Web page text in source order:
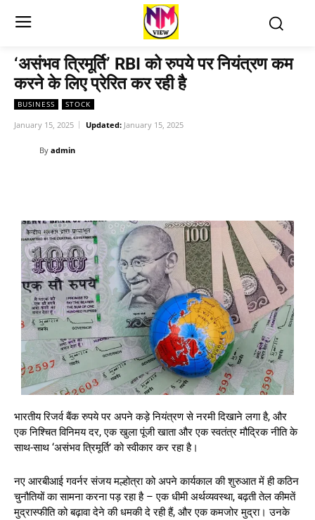
‘असंभव त्रिमूर्ति’ RBI को रुपये पर नियंत्रण कम
करने के लिए प्रेरित कर रही है
BUSINESS STOCK
January 15, 2025 Updated: January 15, 2025
By admin
भारतीय रिजर्व बैंक रुपये पर अपने कड़े नियंत्रण से नरमी दिखाने लगा है, और
एक निश्चित विनिमय दर, एक खुला पूंजी खाता और एक स्वतंत्र मौद्रिक नीति के
साथ-साथ ‘असंभव त्रिमूर्ति’ को स्वीकार कर रहा है।
नए आरबीआई गवर्नर संजय मल्होत्रा को अपने कार्यकाल की शुरुआत में ही कठिन
चुनौतियों का सामना करना पड़ रहा है – एक धीमी अर्थव्यवस्था, बढ़ती तेल कीमतें
मुद्रास्फीति को बढ़ावा देने की धमकी दे रही हैं, और एक कमजोर मुद्रा। उनके